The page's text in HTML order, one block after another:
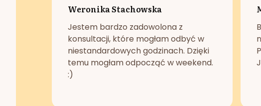
Weronika Stachowska
Jestem bardzo zadowolona z
konsultacji, które mogłam odbyć w
niestandardowych godzinach. Dzięki
temu mogłam odpocząć w weekend.
:)